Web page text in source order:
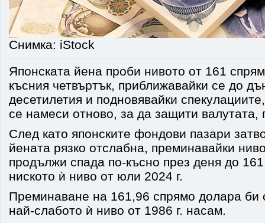
Снимка: iStock
Японската йена проби нивото от 161
късния четвъртък, приближавайки се до
десетилетия и подновявайки
се намеси отново, за да защити валутата,
След като японските фондови пазари
йената рязко отслабна, преминавайки
продължи спада по-късно през деня до
ниското ѝ ниво от юли 2024 г.
Преминаване на 161,96 спрямо долара би
най-слабото ѝ ниво от 1986 г. насам.